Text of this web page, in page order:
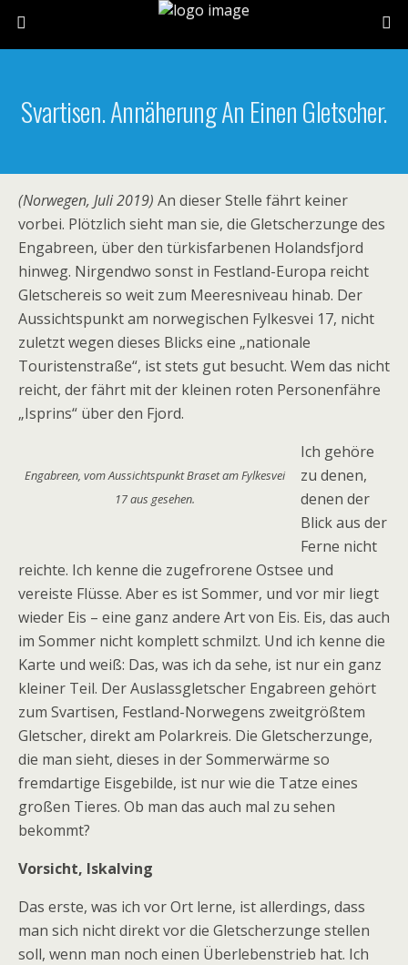
Svartisen. Annäherung An Einen Gletscher.
(Norwegen, Juli 2019) An dieser Stelle fährt keiner
vorbei. Plötzlich sieht man sie, die Gletscherzunge des
Engabreen, über den türkisfarbenen Holandsfjord
hinweg. Nirgendwo sonst in Festland-Europa reicht
Gletschereis so weit zum Meeresniveau hinab. Der
Aussichtspunkt am norwegischen Fylkesvei 17, nicht
zuletzt wegen dieses Blicks eine „nationale
Touristenstraße“, ist stets gut besucht. Wem das nicht
reicht, der fährt mit der kleinen roten Personenfähre
„Isprins“ über den Fjord.
Engabreen, vom Aussichtspunkt Braset am Fylkesvei
17 aus gesehen.
Ich gehöre
zu denen,
denen der
Blick aus der
Ferne nicht
reichte. Ich kenne die zugefrorene Ostsee und
vereiste Flüsse. Aber es ist Sommer, und vor mir liegt
wieder Eis – eine ganz andere Art von Eis. Eis, das auch
im Sommer nicht komplett schmilzt. Und ich kenne die
Karte und weiß: Das, was ich da sehe, ist nur ein ganz
kleiner Teil. Der Auslassgletscher Engabreen gehört
zum Svartisen, Festland-Norwegens zweitgrößtem
Gletscher, direkt am Polarkreis. Die Gletscherzunge,
die man sieht, dieses in der Sommerwärme so
fremdartige Eisgebilde, ist nur wie die Tatze eines
großen Tieres. Ob man das auch mal zu sehen
bekommt?
Vorsicht, Iskalving
Das erste, was ich vor Ort lerne, ist allerdings, dass
man sich nicht direkt vor die Gletscherzunge stellen
soll, wenn man noch einen Überlebenstrieb hat. Ich